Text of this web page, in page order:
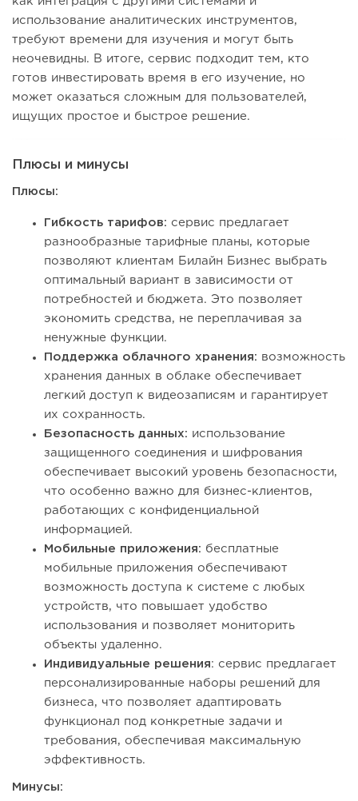
использование аналитических инструментов,
требуют времени для изучения и могут быть
неочевидны. В итоге, сервис подходит тем, кто
готов инвестировать время в его изучение, но
может оказаться сложным для пользователей,
ищущих простое и быстрое решение.
Плюсы и минусы
Плюсы:
Гибкость тарифов: сервис предлагает
разнообразные тарифные планы, которые
позволяют клиентам Билайн Бизнес выбрать
оптимальный вариант в зависимости от
потребностей и бюджета. Это позволяет
экономить средства, не переплачивая за
ненужные функции.
Поддержка облачного хранения: возможность
хранения данных в облаке обеспечивает
легкий доступ к видеозаписям и гарантирует
их сохранность.
Безопасность данных: использование
защищенного соединения и шифрования
обеспечивает высокий уровень безопасности,
что особенно важно для бизнес-клиентов,
работающих с конфиденциальной
информацией.
Мобильные приложения: бесплатные
мобильные приложения обеспечивают
возможность доступа к системе с любых
устройств, что повышает удобство
использования и позволяет мониторить
объекты удаленно.
Индивидуальные решения: сервис предлагает
персонализированные наборы решений для
бизнеса, что позволяет адаптировать
функционал под конкретные задачи и
требования, обеспечивая максимальную
эффективность.
Минусы: